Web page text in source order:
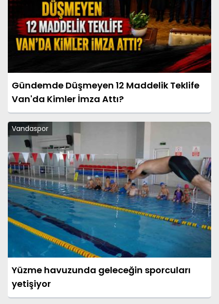
Gündemde Düşmeyen 12 Maddelik Teklife
Van'da Kimler İmza Attı?
Vandaspor
Yüzme havuzunda geleceğin sporcuları
yetişiyor